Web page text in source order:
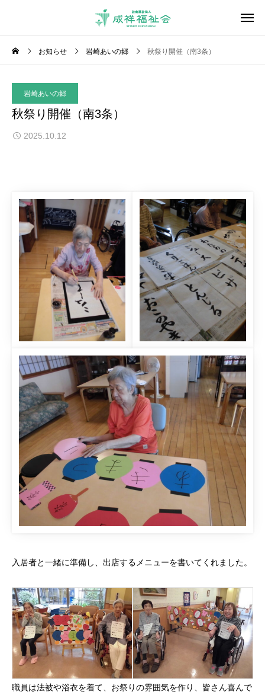
お知らせ 岩崎あいの郷 秋祭り開催（南3条）
岩崎あいの郷
秋祭り開催（南3条）
2025.10.12
入居者と一緒に準備し、出店するメニューを書いてくれました。
職員は法被や浴衣を着て、お祭りの雰囲気を作り、皆さん喜んで